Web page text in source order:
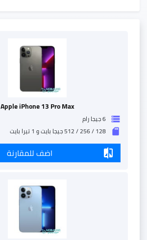
Apple iPhone 13 Pro Max
storage 6 جيجا رام
sd_storage 128 / 256 / 512 جيجا بايت و 1 تيرا بايت
compare اضف للمقارنة